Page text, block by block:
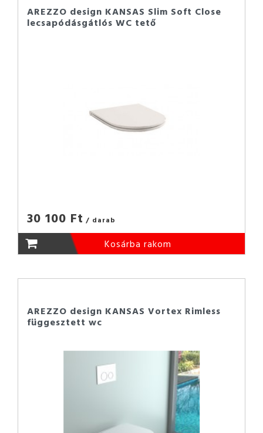
AREZZO design KANSAS Slim Soft Close
lecsapódásgátlós WC tető
30 100 Ft / darab
Kosárba rakom
AREZZO design KANSAS Vortex Rimless
függesztett wc